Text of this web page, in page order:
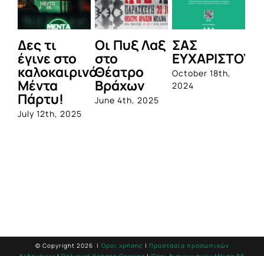
τι
στο
12th, 2025
Οι Πυξ Λαξ
στο
Θέατρο
Βράχων
June 4th, 2025
ΣΑΣ
ΕΥΧΑΡΙΣΤΟΥΜΕ!
October 18th,
2024
1η
© Copyright 2026 |Όροι χρήσης| Προστασία προσωπικών